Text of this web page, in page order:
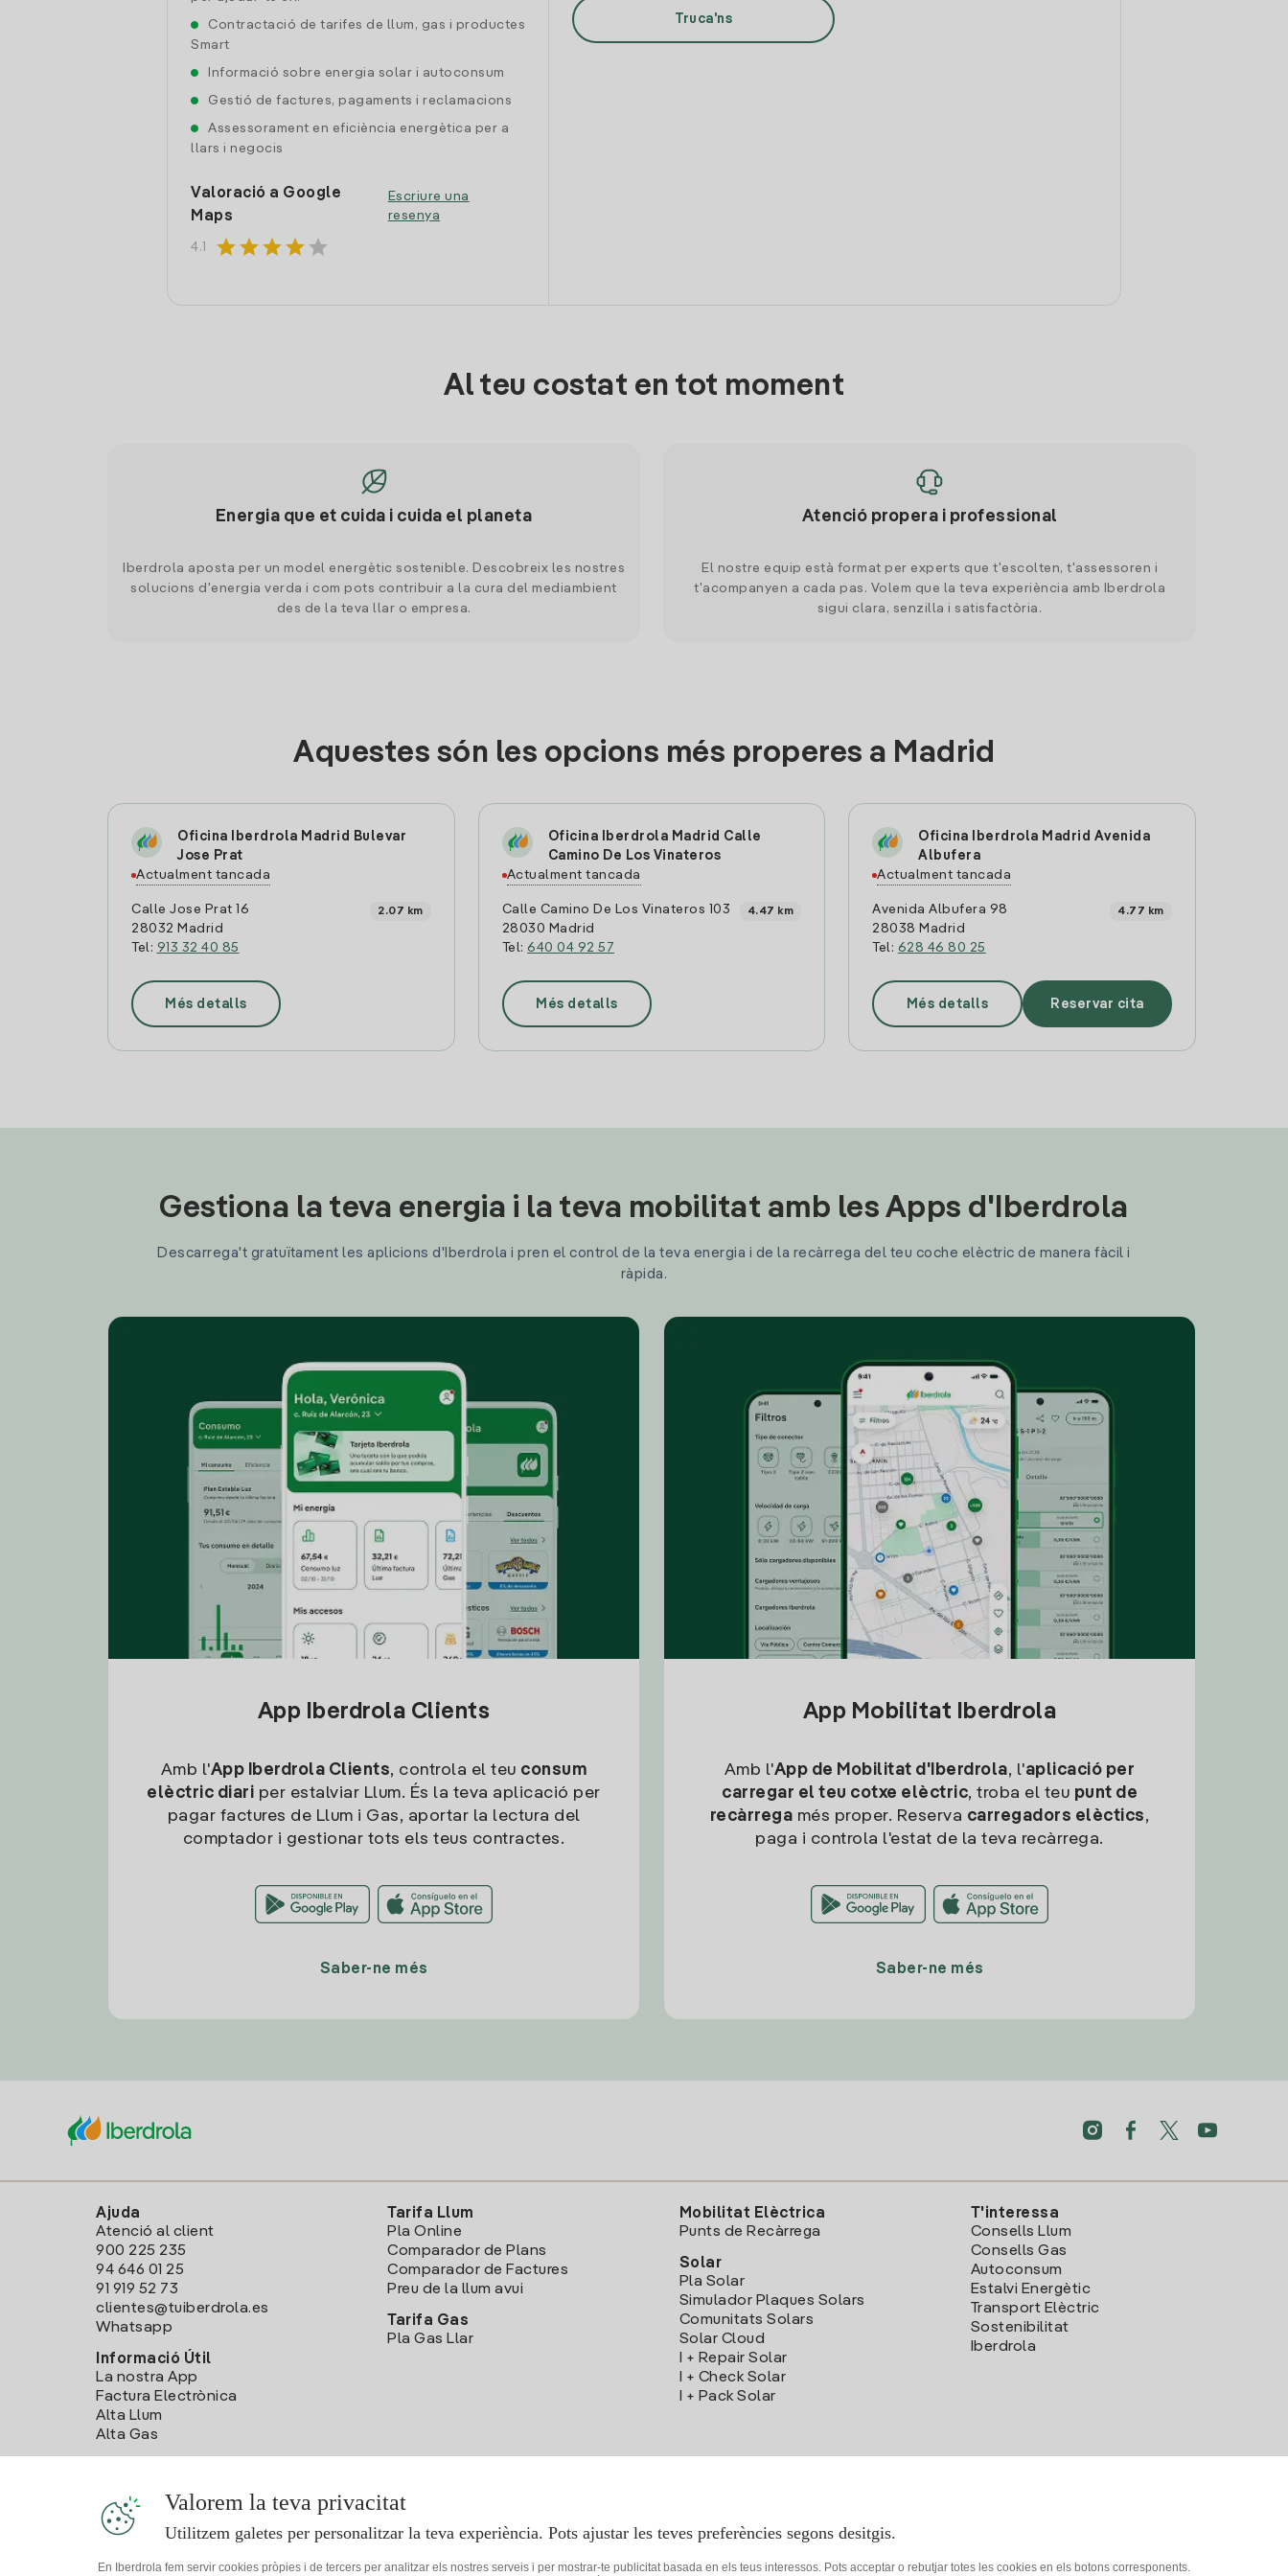
Contractació de tarifes de llum, gas i productes
Smart
Informació sobre energia solar i autoconsum
Gestió de factures, pagaments i reclamacions
Assessorament en eficiència energètica per a
llars i negocis
Valoració a Google
Maps
4.1 starstarstarstar star
Escriure una
resenya
Truca'ns
Al teu costat en tot moment
Energia que et cuida i cuida el planeta
Iberdrola aposta per un model energètic sostenible. Descobreix les nostres
solucions d'energia verda i com pots contribuir a la cura del mediambient
des de la teva llar o empresa.
Atenció propera i professional
El nostre equip està format per experts que t'escolten, t'assessoren i
t'acompanyen a cada pas. Volem que la teva experiència amb Iberdrola
sigui clara, senzilla i satisfactòria.
Aquestes són les opcions més properes a Madrid
Oficina Iberdrola Madrid Bulevar
Jose Prat
Actualment tancada
Calle Jose Prat 16
28032 Madrid
Tel: 913 32 40 85
2.07 km
Més detalls
Oficina Iberdrola Madrid Calle
Camino De Los Vinateros
Actualment tancada
Calle Camino De Los Vinateros 103
28030 Madrid
Tel:640 04 92 57
4.47 km
Més detalls
Oficina Iberdrola Madrid Avenida
Albufera
Actualment tancada
Avenida Albufera 98
28038 Madrid
Tel: 628 46 80 25
4.77 km
Més detalls Reservar cita
Gestiona la teva energia i la teva mobilitat amb les Apps d'Iberdrola
Descarrega't gratuïtament les aplicions d'Iberdrola i pren el control de la teva energia i de la recàrrega del teu coche elèctric de manera fàcil i
ràpida.
App Iberdrola Clients
Amb l'App Iberdrola Clients, controla el teu consum
elèctric diari per estalviar Llum. És la teva aplicació per
pagar factures de Llum i Gas, aportar la lectura del
comptador i gestionar tots els teus contractes.
Saber-ne més
App Mobilitat Iberdrola
Amb l'App de Mobilitat d'Iberdrola, l'aplicació per
carregar el teu cotxe elèctric, troba el teu punt de
recàrrega més proper. Reserva carregadors elèctics,
paga i controla l'estat de la teva recàrrega.
Saber-ne més
Ajuda
Atenció al client
900 225 235
94 646 01 25
91 919 52 73
clientes@tuiberdrola.es
Whatsapp
Informació Útil
La nostra App
Factura Electrònica
Alta Llum
Alta Gas
Tarifa Llum
Pla Online
Comparador de Plans
Comparador de Factures
Preu de la llum avui
Tarifa Gas
Pla Gas Llar
Mobilitat Elèctrica
Punts de Recàrrega
Solar
Pla Solar
Simulador Plaques Solars
Comunitats Solars
Solar Cloud
I + Repair Solar
I + Check Solar
I + Pack Solar
T'interessa
Consells Llum
Consells Gas
Autoconsum
Estalvi Energètic
Transport Elèctric
Sostenibilitat
Iberdrola
Valorem la teva privacitat
Utilitzem galetes per personalitzar la teva experiència. Pots ajustar les teves preferències segons desitgis.
En Iberdrola fem servir cookies pròpies i de tercers per analitzar els nostres serveis i per mostrar-te publicitat basada en els teus interessos. Pots acceptar o rebutjar totes les cookies en els botons corresponents.